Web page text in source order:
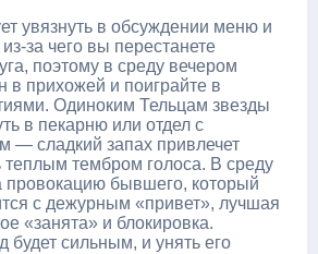
увязнуть в обсуждении меню и
за чего вы перестанете
поэтому в среду вечером
в прихожей и поиграйте в
Одиноким Тельцам звезды
в пекарню или отдел с
— сладкий запах привлечет
теплым тембром голоса. В среду
провокацию бывшего, который
с дежурным «привет», лучшая
«занята» и блокировка.
будет сильным, и унять его